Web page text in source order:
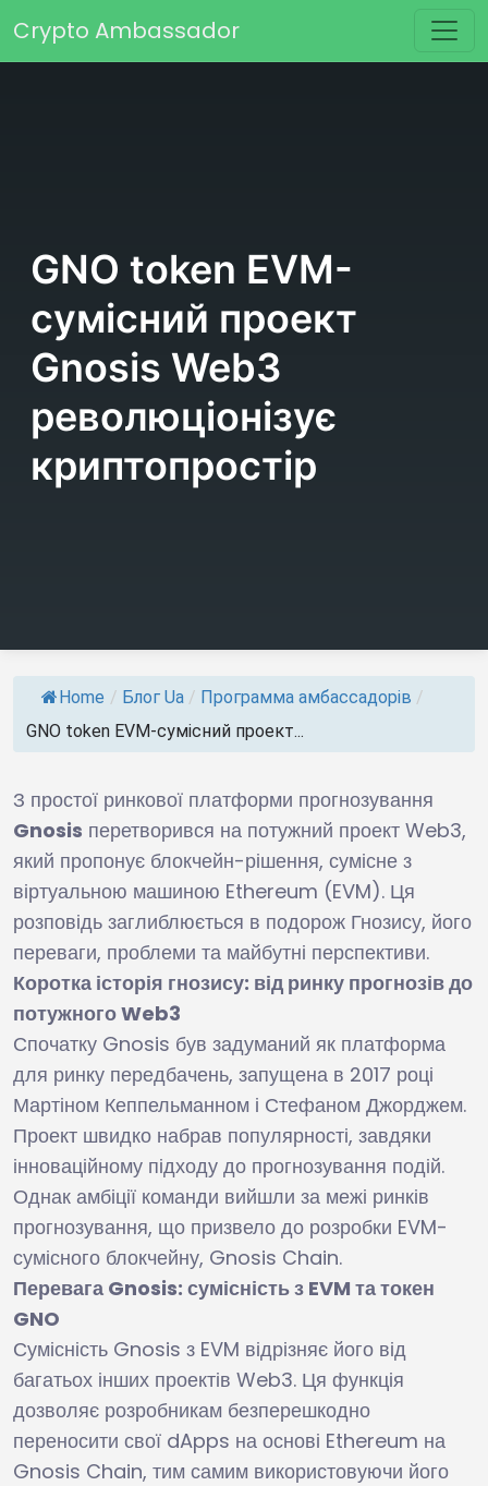
Main Navigation
Crypto Ambassador
GNO token EVM-
сумісний проект
Gnosis Web3
революціонізує
криптопростір
Home / Блог Ua / Программа амбассадорів /
GNO token EVM-сумісний проект...
З простої ринкової платформи прогнозування
Gnosis перетворився на потужний проект Web3,
який пропонує блокчейн-рішення, сумісне з
віртуальною машиною Ethereum (EVM). Ця
розповідь заглиблюється в подорож Гнозису, його
переваги, проблеми та майбутні перспективи.
Коротка історія гнозису: від ринку прогнозів до
потужного Web3
Спочатку Gnosis був задуманий як платформа
для ринку передбачень, запущена в 2017 році
Мартіном Кеппельманном і Стефаном Джорджем.
Проект швидко набрав популярності, завдяки
інноваційному підходу до прогнозування подій.
Однак амбіції команди вийшли за межі ринків
прогнозування, що призвело до розробки EVM-
сумісного блокчейну, Gnosis Chain.
Перевага Gnosis: сумісність з EVM та токен
GNO
Сумісність Gnosis з EVM відрізняє його від
багатьох інших проектів Web3. Ця функція
дозволяє розробникам безперешкодно
переносити свої dApps на основі Ethereum на
Gnosis Chain, тим самим використовуючи його